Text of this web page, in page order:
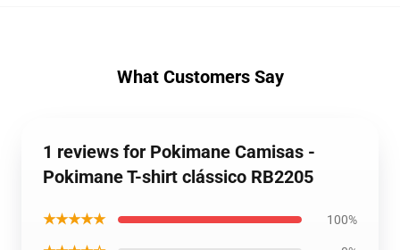
What Customers Say
1 reviews for Pokimane Camisas -
Pokimane T-shirt clássico RB2205
★★★★★ 100%